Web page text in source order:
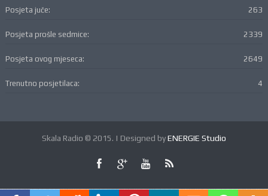
263
Posjeta juče:
2339
Posjeta prošle sedmice:
2649
Posjeta ovog mjeseca:
4
Trenutno posjetilaca:
Skala Radio © 2015. | Designed byENERGIE Studio